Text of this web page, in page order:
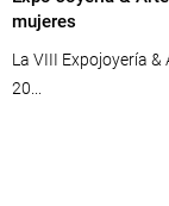
mujeres
La VIII Expojoyería
20...